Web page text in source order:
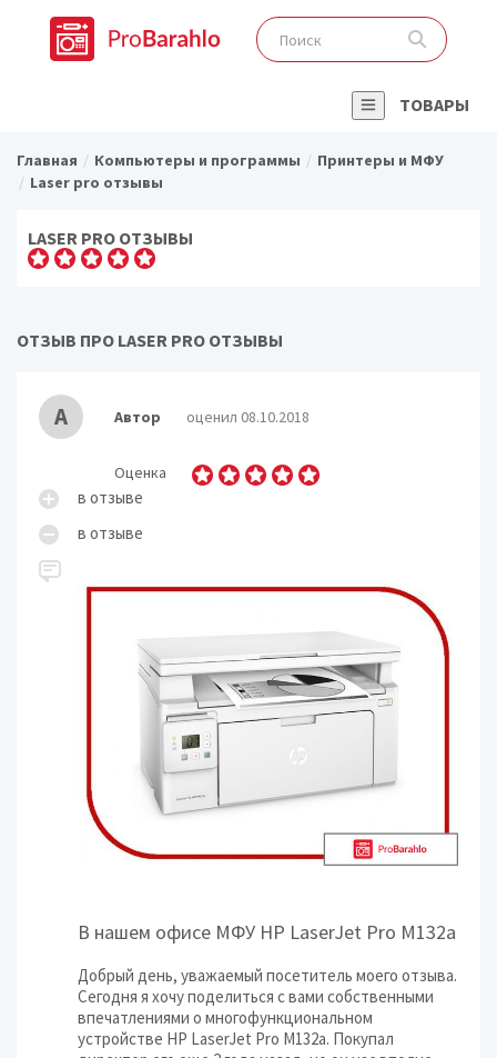
ТОВАРЫ
Главная Компьютеры и программы
Принтеры и МФУ
Laser pro отзывы
LASER PRO ОТЗЫВЫ
ОТЗЫВ ПРО LASER PRO ОТЗЫВЫ
А Автор оценил 08.10.2018
Оценка
в отзыве
в отзыве
В нашем офисе МФУ HP LaserJet Pro M132a
Добрый день, уважаемый посетитель моего отзыва.
Сегодня я хочу поделиться с вами собственными
впечатлениями о многофункциональном
устройстве HP LaserJet Pro M132a. Покупал